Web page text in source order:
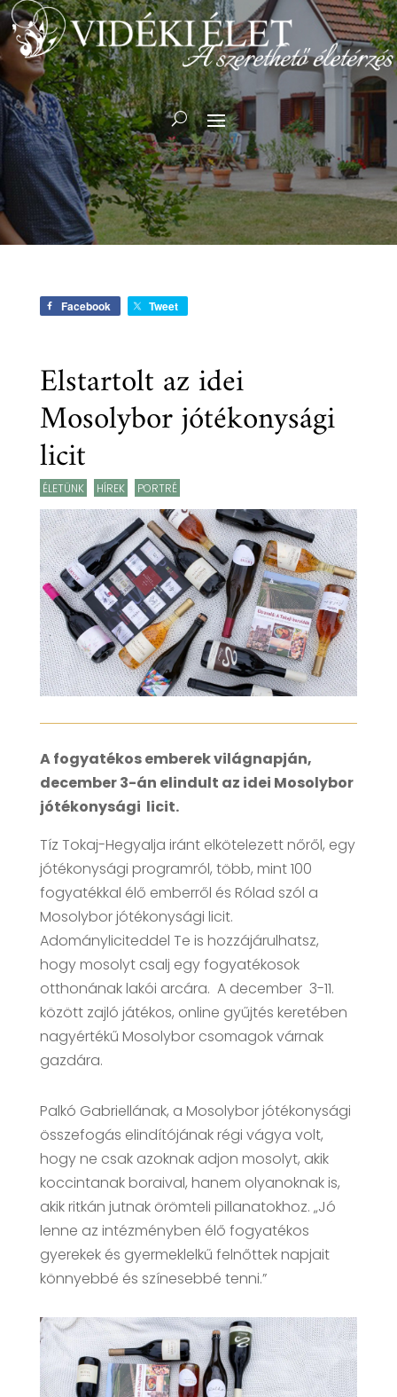
Facebook Tweet
Elstartolt az idei
Mosolybor jótékonysági
licit
ÉLETÜNK HÍREK PORTRÉ
A fogyatékos emberek világnapján,
december 3-án elindult az idei Mosolybor
jótékonysági licit.
Tíz Tokaj-Hegyalja iránt elkötelezett nőről, egy
jótékonysági programról, több, mint 100
fogyatékkal élő emberről és Rólad szól a
Mosolybor jótékonysági licit.
Adományliciteddel Te is hozzájárulhatsz,
hogy mosolyt csalj egy fogyatékosok
otthonának lakói arcára. A december 3-11.
között zajló játékos, online gyűjtés keretében
nagyértékű Mosolybor csomagok várnak
gazdára.
Palkó Gabriellának, a Mosolybor jótékonysági
összefogás elindítójának régi vágya volt,
hogy ne csak azoknak adjon mosolyt, akik
koccintanak boraival, hanem olyanoknak is,
akik ritkán jutnak örömteli pillanatokhoz. „Jó
lenne az intézményben élő fogyatékos
gyerekek és gyermeklelkű felnőttek napjait
könnyebbé és színesebbé tenni.”